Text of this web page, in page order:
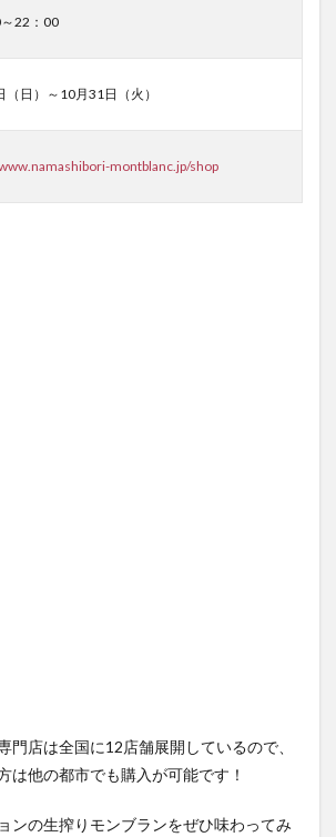
22：00
（日）～10月31日（火）
montblanc.jp/shop
門店は全国に12店舗展開しているので、
は他の都市でも購入が可能です！
ンの生搾りモンブランをぜひ味わってみ